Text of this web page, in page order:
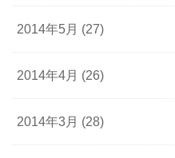
2014年5月 (27)
2014年4月 (26)
2014年3月 (28)